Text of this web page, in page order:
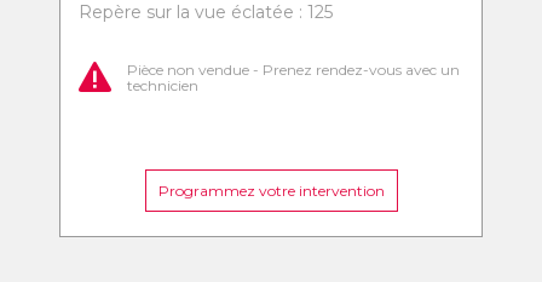
Repère sur la vue éclatée : 125
Pièce non vendue - Prenez rendez-vous avec un
technicien
Programmez votre intervention